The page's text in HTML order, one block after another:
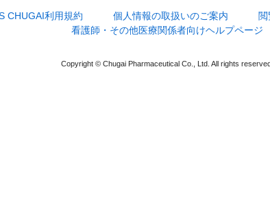
CHUGAI利用規約 個人情報の取扱いのご案内
看護師・その他医療関係者向けヘルプページ
Copyright © Chugai Pharmaceutical Co., Ltd. All rights reserved.